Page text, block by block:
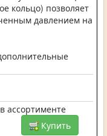
кольцо) позволяет
давлением на
ассортименте
Купить